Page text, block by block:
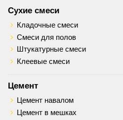
Сухие смеси
Кладочные смеси
Смеси для полов
Штукатурные смеси
Клеевые смеси
Цемент
Цемент навалом
Цемент в мешках